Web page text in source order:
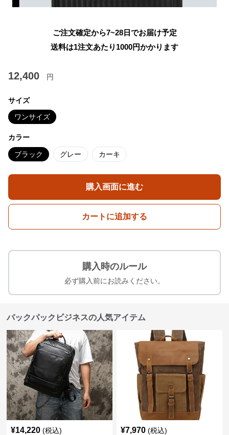
ご注文確定から7~28日でお届け予定
送料は1注文あたり 1000円かかります
12,400 円
サイズ
ワンサイズ
カラー
ブラック グレー カーキ
購入画面に進む
カートに追加する
購入時のルール
必ず購入前にお読みください。
バックパックビジネスの人気アイテム
¥14,220 (税込) ¥7,970 (税込)